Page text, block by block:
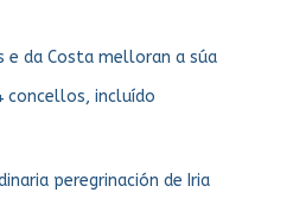
e da Costa melloran a súa
concellos, incluído
peregrinación de Iria